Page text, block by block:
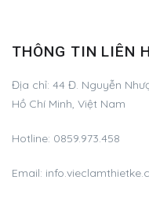
THÔNG TIN LIÊN
Địa chỉ: 44 Đ. Nguyễn
Hồ Chí Minh, Việt Nam
Hotline: 0859.973.458
Email: